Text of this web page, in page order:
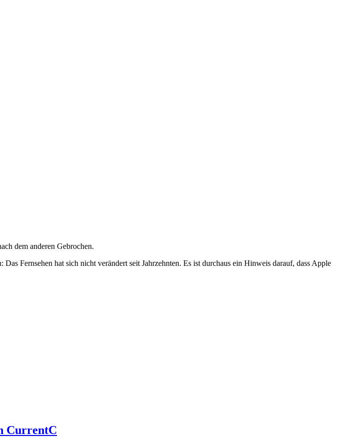
dem anderen Gebrochen.
Fernsehen hat sich nicht verändert seit Jahrzehnten. Es ist durchaus ein Hinweis darauf, dass Apple
CurrentC